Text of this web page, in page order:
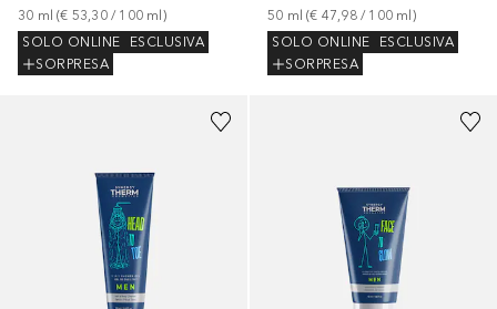
30 ml (€ 53,30 / 100 ml)
SOLO ONLINE
ESCLUSIVA
SORPRESA
50 ml (€ 47,98 / 100 ml)
SOLO ONLINE
ESCLUSIVA
SORPRESA